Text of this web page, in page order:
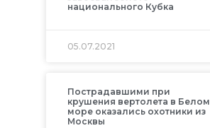
национального Кубка
05.07.2021
Пострадавшими при
крушения вертолета в Белом
море оказались охотники из
Москвы